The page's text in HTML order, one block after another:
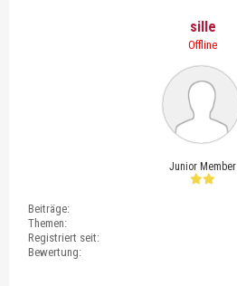
sille
Offline
Junior Member
Beiträge:
Themen:
Registriert seit:
Bewertung: